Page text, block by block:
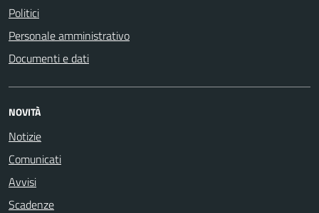
Politici
Personale amministrativo
Documenti e dati
NOVITÀ
Notizie
Comunicati
Avvisi
Scadenze